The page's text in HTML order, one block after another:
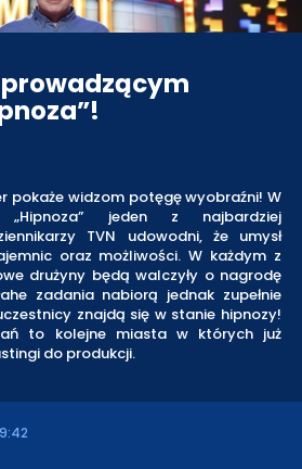
pokaże widzom potęgę wyobraźni! W
jeden z najbardziej
TVN udowodni, że umysł
oraz możliwości. W każdym z
drużyny będą walczyły o nagrodę
zadania nabiorą jednak zupełnie
znajdą się w stanie hipnozy!
to kolejne miasta w których już
do produkcji.